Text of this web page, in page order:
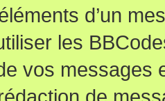
d’un
les
vos messages